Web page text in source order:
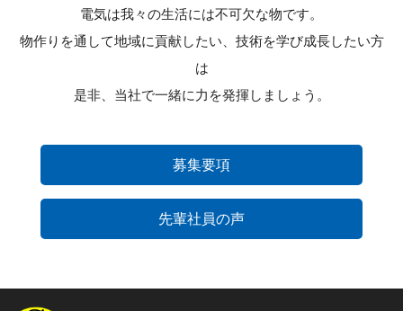
電気は我々の生活には不可欠な物です。
物作りを通して地域に貢献したい、技術を学び成長したい方
は
是非、当社で一緒に力を発揮しましょう。
募集要項
先輩社員の声